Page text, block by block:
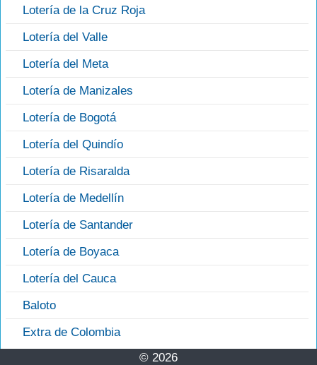
Lotería de la Cruz Roja
Lotería del Valle
Lotería del Meta
Lotería de Manizales
Lotería de Bogotá
Lotería del Quindío
Lotería de Risaralda
Lotería de Medellín
Lotería de Santander
Lotería de Boyaca
Lotería del Cauca
Baloto
Extra de Colombia
© 2026